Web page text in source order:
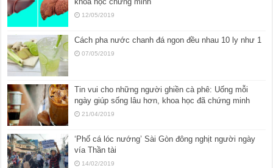
12/05/2019
Cách pha nước chanh đá ngon đều nhau 10 ly như 1
07/05/2019
Tin vui cho những người ghiền cà phê: Uống mỗi
ngày giúp sống lâu hơn, khoa học đã chứng minh
21/04/2019
‘Phố cá lóc nướng’ Sài Gòn đông nghịt người ngày
vía Thần tài
14/02/2019